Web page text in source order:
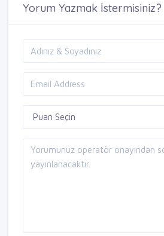
Yorum Yazmak İstermisiniz?